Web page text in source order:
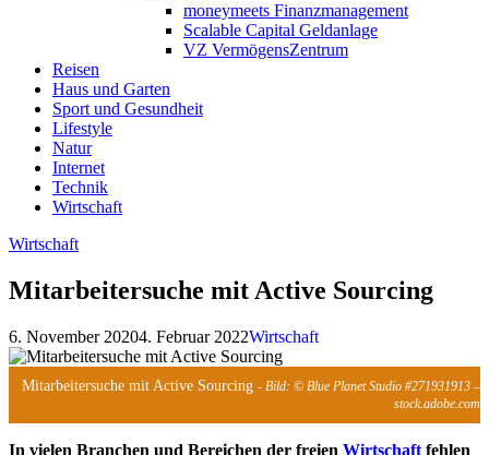
moneymeets Finanzmanagement
Scalable Capital Geldanlage
VZ VermögensZentrum
Reisen
Haus und Garten
Sport und Gesundheit
Lifestyle
Natur
Internet
Technik
Wirtschaft
Wirtschaft
Mitarbeitersuche mit Active Sourcing
6. November 20204. Februar 2022Wirtschaft
Mitarbeitersuche mit Active Sourcing - Bild: © Blue Planet Studio #271931913 –
stock.adobe.com
In vielen Branchen und Bereichen der freien Wirtschaft fehlen